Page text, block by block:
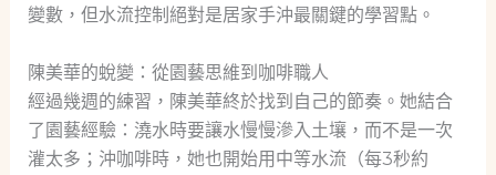
變數，但水流控制絕對是居家手沖最關鍵的學習點。
陳美華的蛻變：從園藝思維到咖啡職人
經過幾週的練習，陳美華終於找到自己的節奏。她結合
了園藝經驗：澆水時要讓水慢慢滲入土壤，而不是一次
灌太多；沖咖啡時，她也開始用中等水流（每3秒約